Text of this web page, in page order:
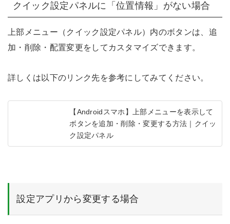
クイック設定パネルに「位置情報」がない場合
上部メニュー（クイック設定パネル）内のボタンは、追
加・削除・配置変更をしてカスタマイズできます。
詳しくは以下のリンク先を参考にしてみてください。
【Androidスマホ】上部メニューを表示して
ボタンを追加・削除・変更する方法｜クイッ
ク設定パネル
設定アプリから変更する場合